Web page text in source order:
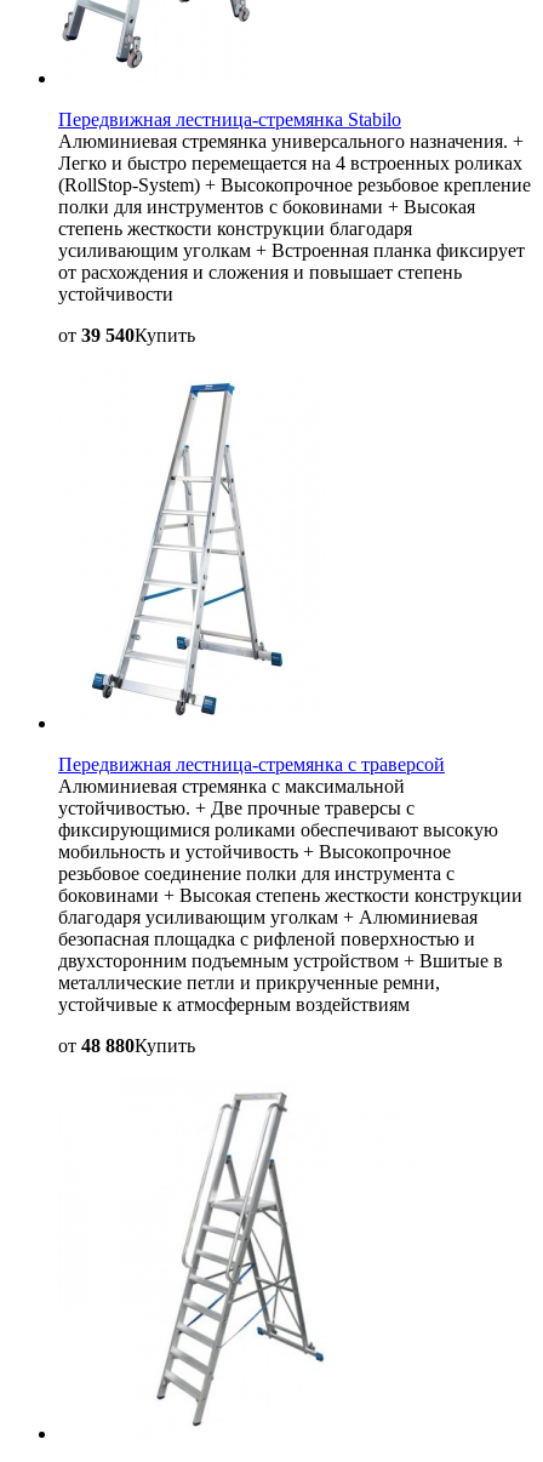
Передвижная лестница-стремянка Stabilo
Алюминиевая стремянка универсального назначения. +
Легко и быстро перемещается на 4 встроенных роликах
(RollStop-System) + Высокопрочное резьбовое крепление
полки для инструментов с боковинами + Высокая
степень жесткости конструкции благодаря
усиливающим уголкам + Встроенная планка фиксирует
от расхождения и сложения и повышает степень
устойчивости
от 39 540Купить
Передвижная лестница-стремянка с траверсой
Алюминиевая стремянка с максимальной
устойчивостью. + Две прочные траверсы с
фиксирующимися роликами обеспечивают высокую
мобильность и устойчивость + Высокопрочное
резьбовое соединение полки для инструмента с
боковинами + Высокая степень жесткости конструкции
благодаря усиливающим уголкам + Алюминиевая
безопасная площадка с рифленой поверхностью и
двухсторонним подъемным устройством + Вшитые в
металлические петли и прикрученные ремни,
устойчивые к атмосферным воздействиям
от 48 880Купить